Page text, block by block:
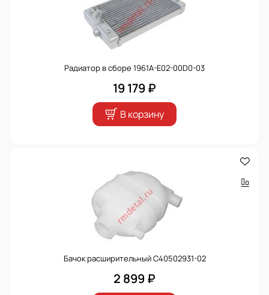
Радиатор в сборе 1961A-E02-00D0-03
19 179 ₽
В корзину
Бачок расширительный C40502931-02
2 899 ₽